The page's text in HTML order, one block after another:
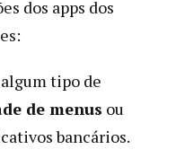
dos apps dos
tipo de
de menus ou
bancários.